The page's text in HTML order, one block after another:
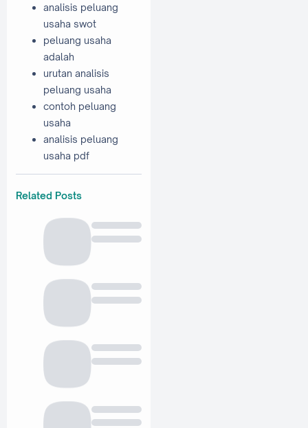
analisis peluang
usaha swot
peluang usaha
adalah
urutan analisis
peluang usaha
contoh peluang
usaha
analisis peluang
usaha pdf
Related Posts